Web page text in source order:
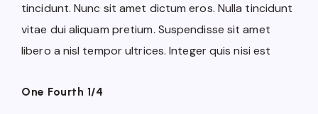
tincidunt. Nunc sit amet dictum eros. Nulla tincidunt
vitae dui aliquam pretium. Suspendisse sit amet
libero a nisl tempor ultrices. Integer quis nisi est
One Fourth 1/4